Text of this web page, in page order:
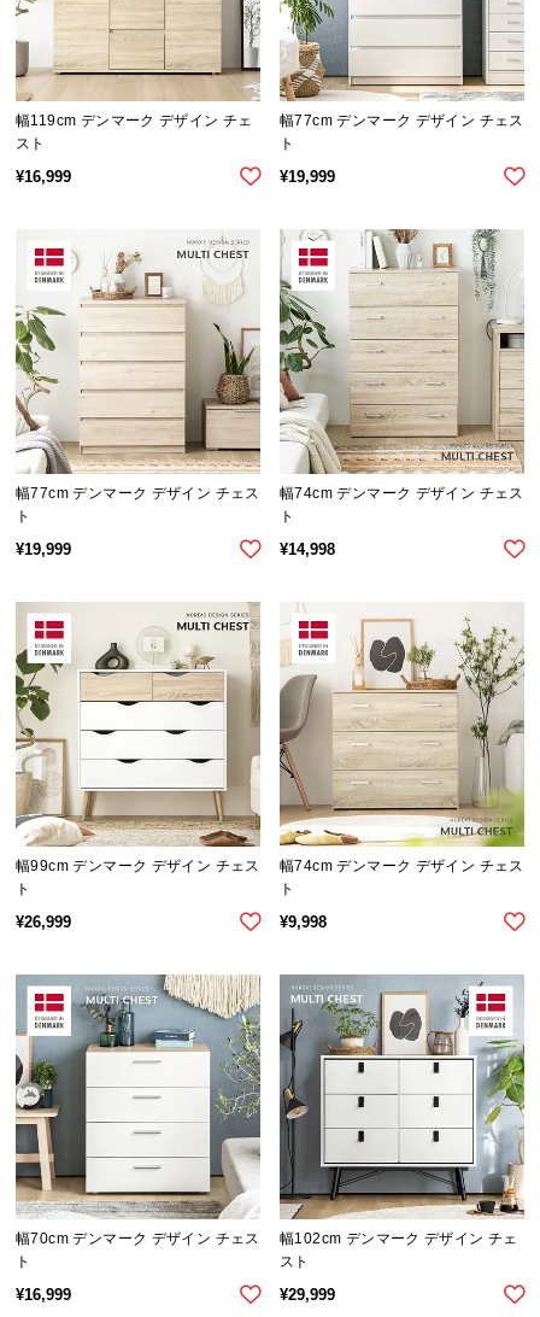
幅119cm デンマーク デザイン チェ
スト
¥16,999
幅77cm デンマーク デザイン チェス
ト
¥19,999
幅77cm デンマーク デザイン チェス
ト
¥19,999
幅74cm デンマーク デザイン チェス
ト
¥14,998
幅99cm デンマーク デザイン チェス
ト
¥26,999
幅74cm デンマーク デザイン チェス
ト
¥9,998
幅70cm デンマーク デザイン チェス
ト
¥16,999
幅102cm デンマーク デザイン チェ
スト
¥29,999